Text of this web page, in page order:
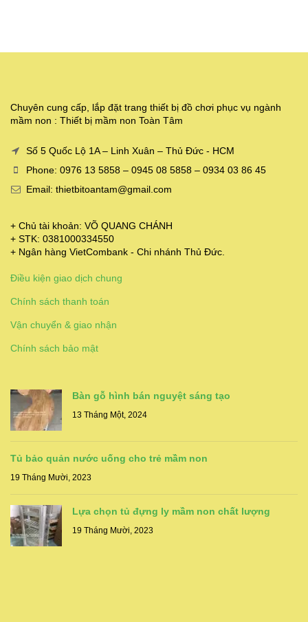
Chuyên cung cấp, lắp đặt trang thiết bị đồ chơi phục vụ ngành
mầm non : Thiết bị mầm non Toàn Tâm
Số 5 Quốc Lộ 1A – Linh Xuân – Thủ Đức - HCM
Phone: 0976 13 5858 – 0945 08 5858 – 0934 03 86 45
Email: thietbitoantam@gmail.com
+ Chủ tài khoản: VÕ QUANG CHÁNH
+ STK: 0381000334550
+ Ngân hàng VietCombank - Chi nhánh Thủ Đức.
Điều kiện giao dịch chung
Chính sách thanh toán
Vận chuyển & giao nhận
Chính sách bảo mật
Bàn gỗ hình bán nguyệt sáng tạo
13 Tháng Một, 2024
Tủ bảo quản nước uống cho trẻ mầm non
19 Tháng Mười, 2023
Lựa chọn tủ đựng ly mầm non chất lượng
19 Tháng Mười, 2023